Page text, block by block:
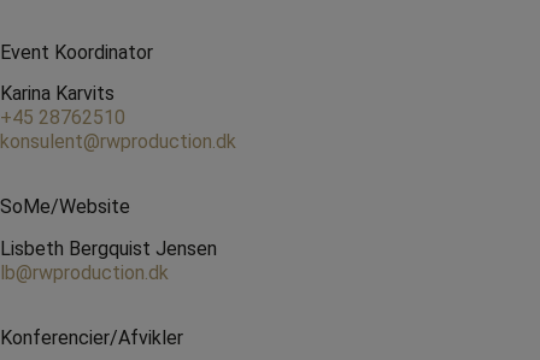
Event Koordinator
Karina Karvits
+45 28762510
konsulent@rwproduction.dk
SoMe/Website
Lisbeth Bergquist Jensen
lb@rwproduction.dk
Konferencier/Afvikler